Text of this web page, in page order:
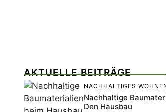
AKTUELLE BEITRÄGE
NACHHALTIGES
Nachhaltige
Den Hausbau